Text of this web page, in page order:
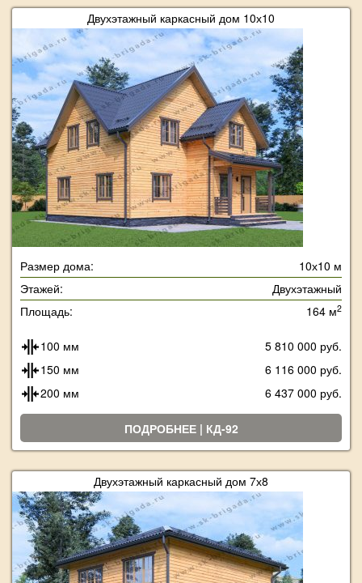
Двухэтажный каркасный дом 10х10
Размер дома:
10х10 м
Этажей:
Двухэтажный
Площадь:
164 м2
100 мм
5 810 000 руб.
150 мм
6 116 000 руб.
200 мм
6 437 000 руб.
ПОДРОБНЕЕ | КД-92
Двухэтажный каркасный дом 7х8